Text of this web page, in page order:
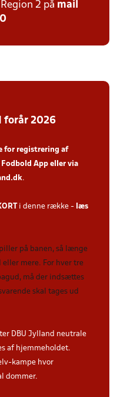
2 på mail
2026
for registrering af
Fodbold App eller via
.
i denne række - læs
på banen, så længe
mere. For hver tre
må der indsættes
skal tages ud
DBU Jylland neutrale
af hjemmeholdet.
kampe hvor
dommer.